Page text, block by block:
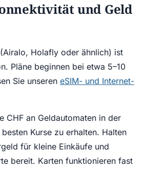
und Geld
Holafly oder ähnlich) ist
Pläne beginnen bei etwa 5–10
Sie unseren eSIM- und Internet-
CHF an Geldautomaten in der
Kurse zu erhalten. Halten
für kleine Einkäufe und
bereit. Karten funktionieren fast